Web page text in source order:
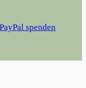
spenden